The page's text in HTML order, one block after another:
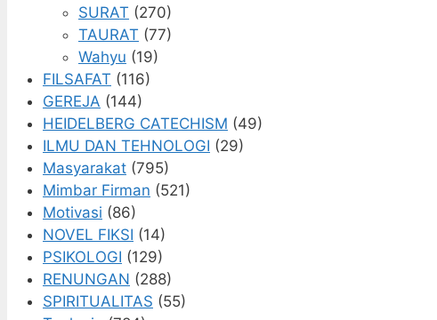
SURAT (270)
TAURAT (77)
Wahyu (19)
FILSAFAT (116)
GEREJA (144)
HEIDELBERG CATECHISM (49)
ILMU DAN TEHNOLOGI (29)
Masyarakat (795)
Mimbar Firman (521)
Motivasi (86)
NOVEL FIKSI (14)
PSIKOLOGI (129)
RENUNGAN (288)
SPIRITUALITAS (55)